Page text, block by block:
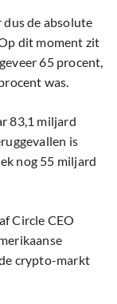
de absolute
dit moment zit
65 procent,
was.
83,1 miljard
is
nog 55 miljard
Circle CEO
crypto-markt